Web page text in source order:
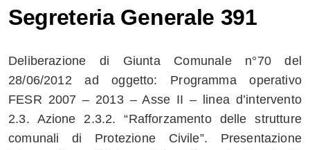
Condividi
network
Condividi
Facebook
su
Twitter
Condividi
su
Facebook
Condividi
su
Segreteria Generale 391
Deliberazione di Giunta Comunale n°70 del
28/06/2012 ad oggetto: Programma operativo
FESR 2007 – 2013 – Asse II – linea d’intervento
2.3. Azione 2.3.2. “Rafforzamento delle strutture
comunali di Protezione Civile”. Presentazione